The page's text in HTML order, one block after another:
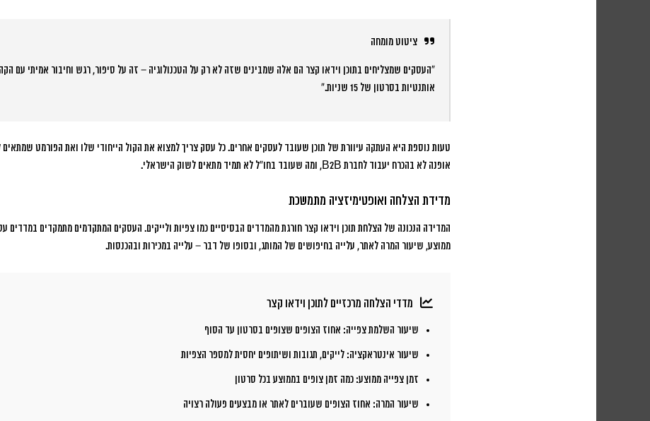
ציטוט מומחה
“העסקים שמצליחים בתוכן וידאו קצר הם אלה שמבינים שזה לא רק על הטכנולוגיה – זה על סיפור, רגש וחיבור אמיתי עם
אותנטיות בסרטון של 15 שניות.”
טעות נוספת היא העתקה עיוורת של תוכן שעובד לעסקים אחרים. כל עסק צריך למצוא את הקול הייחודי שלו ואת הפורמט
אופנה לא בהכרח יעבוד לחברת B2B, ומה שעובד בחו”ל לא תמיד מתאים לשוק הישראלי.
מדידת הצלחה ואופטימיזציה מתמשכת
המדידה הנכונה של הצלחת תוכן וידאו קצר חורגת מהמדדים הבסיסיים כמו צפיות ולייקים. העסקים המתקדמים מתמקדים במדדים
ממוצע, שיעור המרה לאתר, עלייה בחיפושים של המותג, ובסופו של דבר – עלייה במכירות ובהכנסות.
מדדי הצלחה מרכזיים לתוכן וידאו קצר
שיעור השלמת צפייה: אחוז הצופים שצופים בסרטון עד הסוף
שיעור אינטראקציה: לייקים, תגובות ושיתופים יחסית למספר הצפיות
זמן צפייה ממוצע: כמה זמן צופים בממוצע בכל סרטון
שיעור המרה: אחוז הצופים שעוברים לאתר או מבצעים פעולה רצויה